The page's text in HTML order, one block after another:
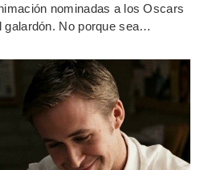
nominadas a los Oscars
galardón. No porque sea…